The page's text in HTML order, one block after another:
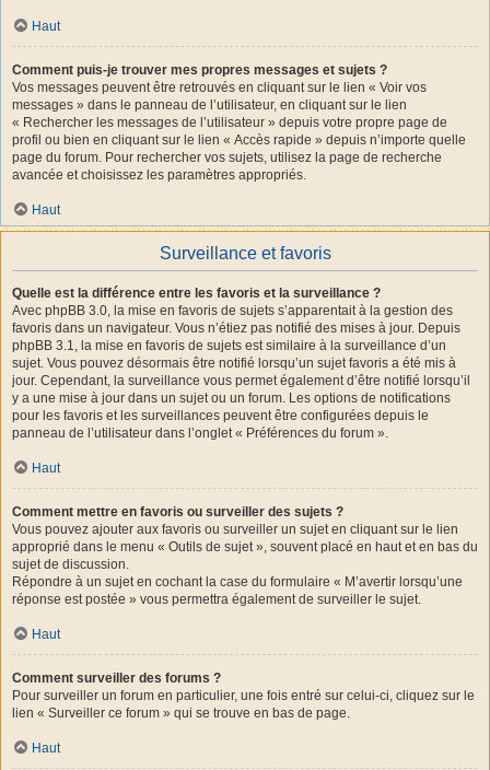
Haut
Comment puis-je trouver mes propres messages et sujets ?
Vos messages peuvent être retrouvés en cliquant sur le lien « Voir vos
messages » dans le panneau de l’utilisateur, en cliquant sur le lien
« Rechercher les messages de l’utilisateur » depuis votre propre page de
profil ou bien en cliquant sur le lien « Accès rapide » depuis n’importe quelle
page du forum. Pour rechercher vos sujets, utilisez la page de recherche
avancée et choisissez les paramètres appropriés.
Haut
Surveillance et favoris
Quelle est la différence entre les favoris et la surveillance ?
Avec phpBB 3.0, la mise en favoris de sujets s’apparentait à la gestion des
favoris dans un navigateur. Vous n’étiez pas notifié des mises à jour. Depuis
phpBB 3.1, la mise en favoris de sujets est similaire à la surveillance d’un
sujet. Vous pouvez désormais être notifié lorsqu’un sujet favoris a été mis à
jour. Cependant, la surveillance vous permet également d’être notifié lorsqu’il
y a une mise à jour dans un sujet ou un forum. Les options de notifications
pour les favoris et les surveillances peuvent être configurées depuis le
panneau de l’utilisateur dans l’onglet « Préférences du forum ».
Haut
Comment mettre en favoris ou surveiller des sujets ?
Vous pouvez ajouter aux favoris ou surveiller un sujet en cliquant sur le lien
approprié dans le menu « Outils de sujet », souvent placé en haut et en bas du
sujet de discussion.
Répondre à un sujet en cochant la case du formulaire « M’avertir lorsqu’une
réponse est postée » vous permettra également de surveiller le sujet.
Haut
Comment surveiller des forums ?
Pour surveiller un forum en particulier, une fois entré sur celui-ci, cliquez sur le
lien « Surveiller ce forum » qui se trouve en bas de page.
Haut